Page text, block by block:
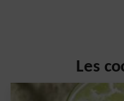
Les